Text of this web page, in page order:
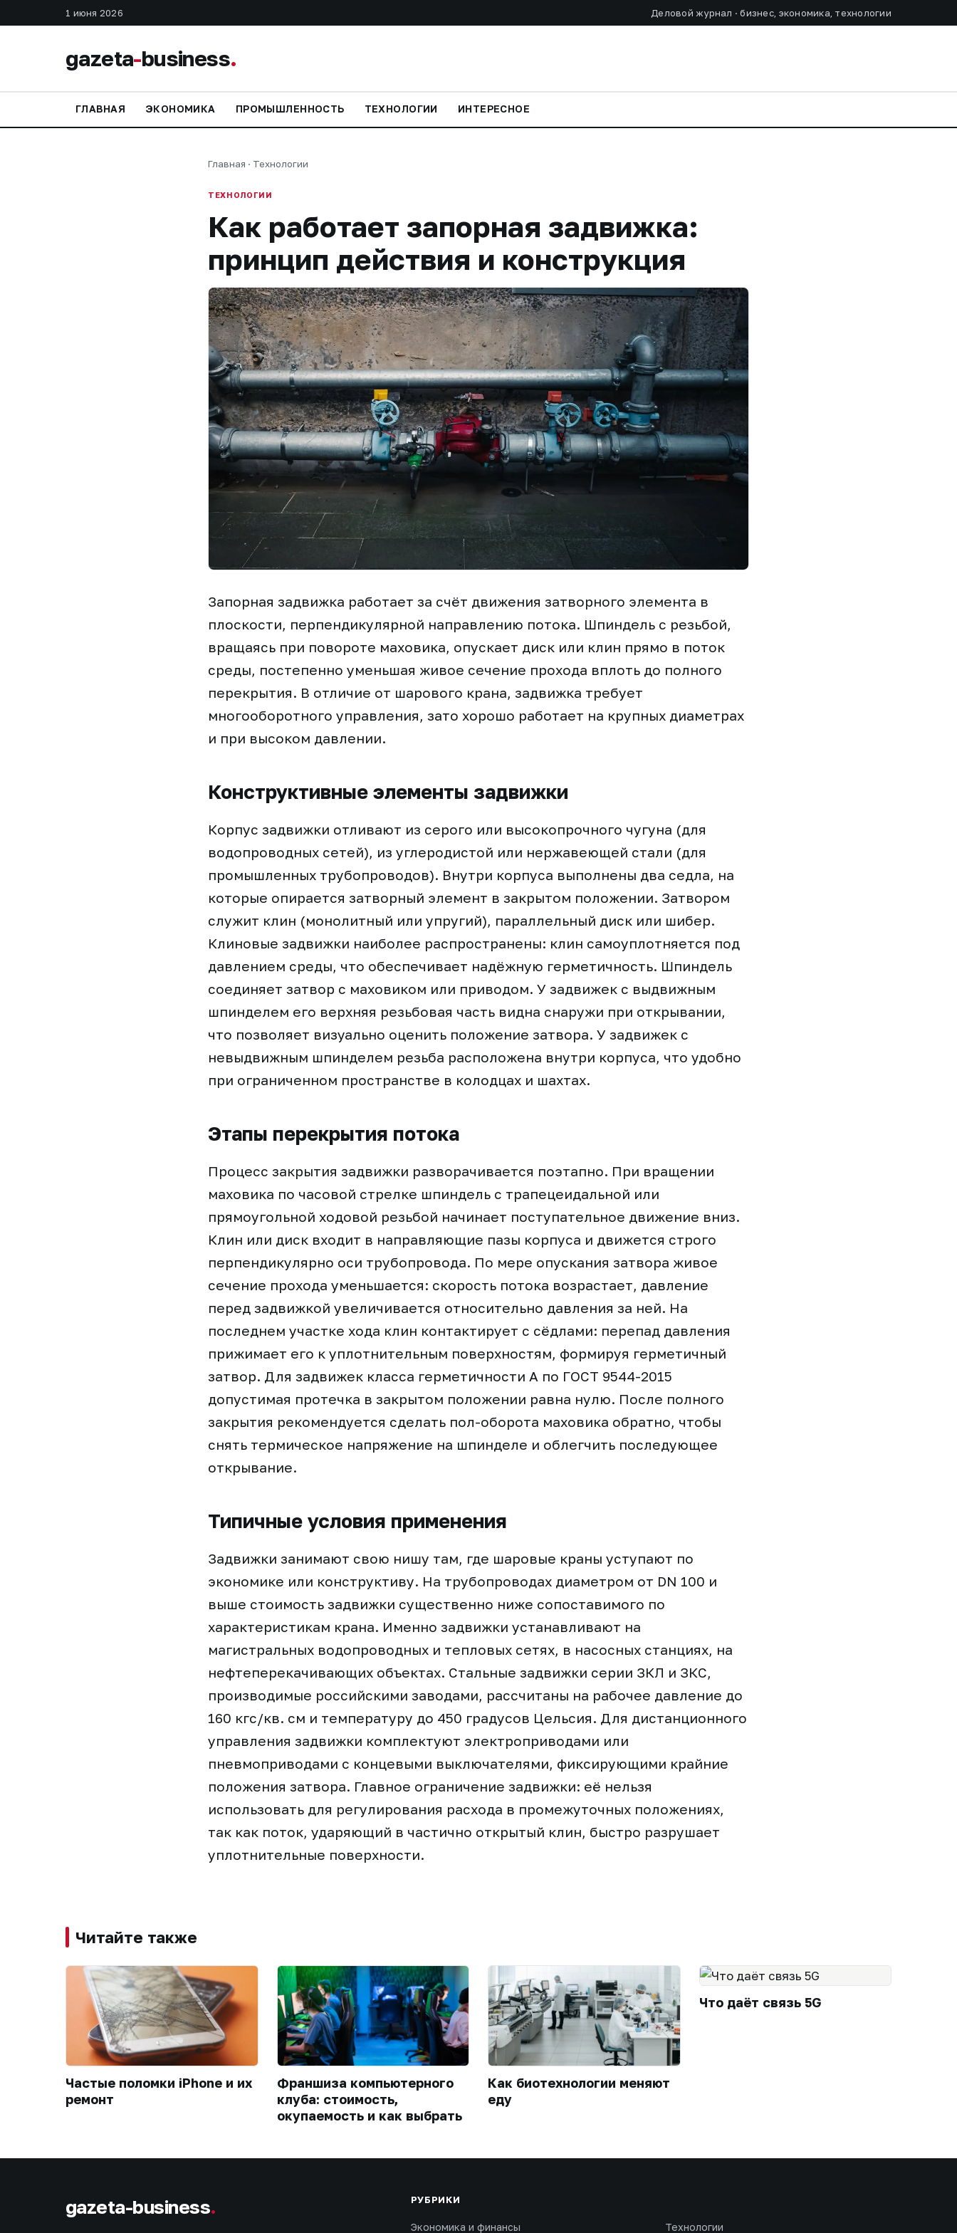
1 июня 2026 Деловой журнал · бизнес, экономика, технологии
gazeta-business.
ГЛАВНАЯ ЭКОНОМИКА ПРОМЫШЛЕННОСТЬ ТЕХНОЛОГИИ ИНТЕРЕСНОЕ
Главная · Технологии
ТЕХНОЛОГИИ
Как работает запорная задвижка:
принцип действия и конструкция
Запорная задвижка работает за счёт движения затворного элемента в
плоскости, перпендикулярной направлению потока. Шпиндель с резьбой,
вращаясь при повороте маховика, опускает диск или клин прямо в поток
среды, постепенно уменьшая живое сечение прохода вплоть до полного
перекрытия. В отличие от шарового крана, задвижка требует
многооборотного управления, зато хорошо работает на крупных диаметрах
и при высоком давлении.
Конструктивные элементы задвижки
Корпус задвижки отливают из серого или высокопрочного чугуна (для
водопроводных сетей), из углеродистой или нержавеющей стали (для
промышленных трубопроводов). Внутри корпуса выполнены два седла, на
которые опирается затворный элемент в закрытом положении. Затвором
служит клин (монолитный или упругий), параллельный диск или шибер.
Клиновые задвижки наиболее распространены: клин самоуплотняется под
давлением среды, что обеспечивает надёжную герметичность. Шпиндель
соединяет затвор с маховиком или приводом. У задвижек с выдвижным
шпинделем его верхняя резьбовая часть видна снаружи при открывании,
что позволяет визуально оценить положение затвора. У задвижек с
невыдвижным шпинделем резьба расположена внутри корпуса, что удобно
при ограниченном пространстве в колодцах и шахтах.
Этапы перекрытия потока
Процесс закрытия задвижки разворачивается поэтапно. При вращении
маховика по часовой стрелке шпиндель с трапецеидальной или
прямоугольной ходовой резьбой начинает поступательное движение вниз.
Клин или диск входит в направляющие пазы корпуса и движется строго
перпендикулярно оси трубопровода. По мере опускания затвора живое
сечение прохода уменьшается: скорость потока возрастает, давление
перед задвижкой увеличивается относительно давления за ней. На
последнем участке хода клин контактирует с сёдлами: перепад давления
прижимает его к уплотнительным поверхностям, формируя герметичный
затвор. Для задвижек класса герметичности А по ГОСТ 9544-2015
допустимая протечка в закрытом положении равна нулю. После полного
закрытия рекомендуется сделать пол-оборота маховика обратно, чтобы
снять термическое напряжение на шпинделе и облегчить последующее
открывание.
Типичные условия применения
Задвижки занимают свою нишу там, где шаровые краны уступают по
экономике или конструктиву. На трубопроводах диаметром от DN 100 и
выше стоимость задвижки существенно ниже сопоставимого по
характеристикам крана. Именно задвижки устанавливают на
магистральных водопроводных и тепловых сетях, в насосных станциях, на
нефтеперекачивающих объектах. Стальные задвижки серии ЗКЛ и ЗКС,
производимые российскими заводами, рассчитаны на рабочее давление до
160 кгс/кв. см и температуру до 450 градусов Цельсия. Для дистанционного
управления задвижки комплектуют электроприводами или
пневмоприводами с концевыми выключателями, фиксирующими крайние
положения затвора. Главное ограничение задвижки: её нельзя
использовать для регулирования расхода в промежуточных положениях,
так как поток, ударяющий в частично открытый клин, быстро разрушает
уплотнительные поверхности.
Читайте также
Частые поломки iPhone и их
ремонт
Франшиза компьютерного
клуба: стоимость,
окупаемость и как выбрать
Как биотехнологии меняют
еду
Что даёт связь 5G
gazeta-business. РУБРИКИ
Экономика и финансы Технологии